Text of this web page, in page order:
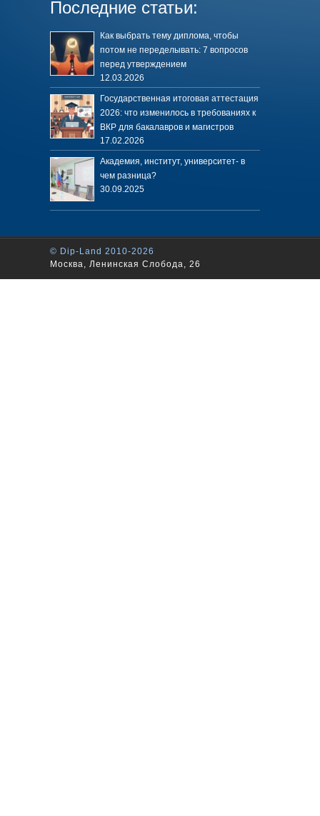
Последние статьи:
Как выбрать тему диплома, чтобы
потом не переделывать: 7 вопросов
перед утверждением
12.03.2026
Государственная итоговая аттестация
2026: что изменилось в требованиях к
ВКР для бакалавров и магистров
17.02.2026
Академия, институт, университет- в
чем разница?
30.09.2025
© Dip-Land 2010-2026
Москва, Ленинская Слобода, 26